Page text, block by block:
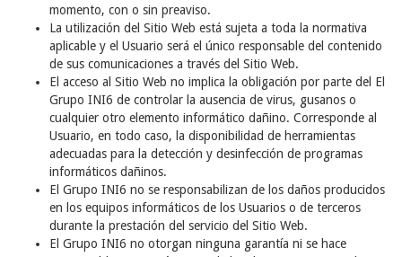
momento, con o sin preaviso.
La utilización del Sitio Web está sujeta a toda la normativa
aplicable y el Usuario será el único responsable del contenido
de sus comunicaciones a través del Sitio Web.
El acceso al Sitio Web no implica la obligación por parte del El
Grupo INI6 de controlar la ausencia de virus, gusanos o
cualquier otro elemento informático dañino. Corresponde al
Usuario, en todo caso, la disponibilidad de herramientas
adecuadas para la detección y desinfección de programas
informáticos dañinos.
El Grupo INI6 no se responsabilizan de los daños producidos
en los equipos informáticos de los Usuarios o de terceros
durante la prestación del servicio del Sitio Web.
El Grupo INI6 no otorgan ninguna garantía ni se hace